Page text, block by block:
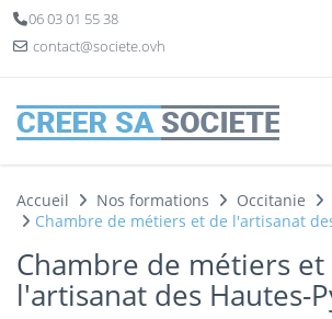
06 03 01 55 38
contact@societe.ovh
Accueil Nos formations Occitanie
Chambre de métiers et de l'artisanat
Chambre de métiers et
l'artisanat des Hautes-
Panneau de gestion des cookies